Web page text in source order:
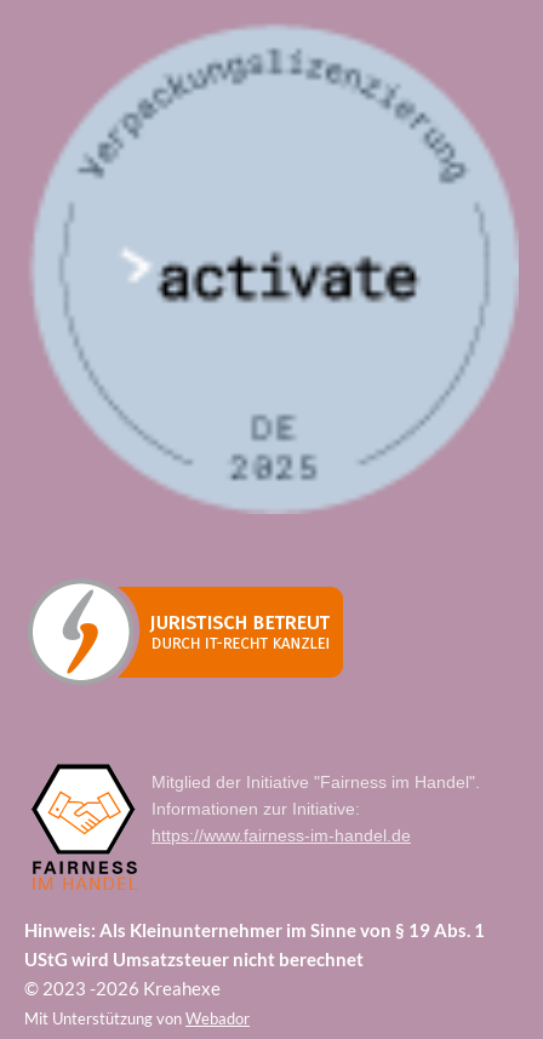
Mitglied der Initiative "Fairness im Handel".
Informationen zur Initiative:
https://www.fairness-im-handel.de
Hinweis: Als Kleinunternehmer im Sinne von § 19 Abs. 1
UStG wird Umsatzsteuer nicht berechnet
© 2023 -2026 Kreahexe
Mit Unterstützung von Webador